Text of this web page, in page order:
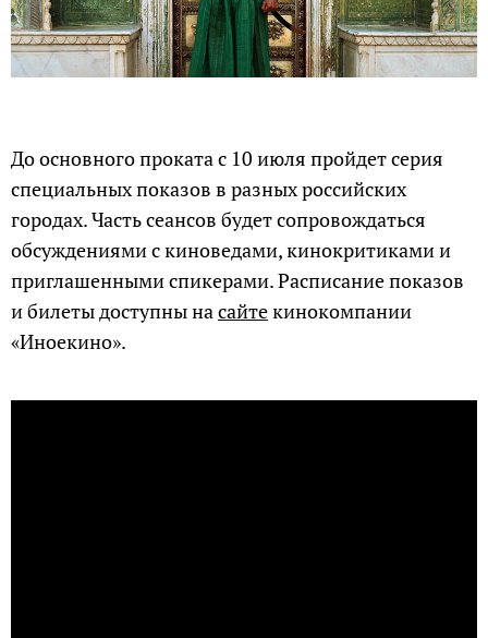
До основного проката с 10 июля пройдет серия
специальных показов в разных российских
городах. Часть сеансов будет сопровождаться
обсуждениями с киноведами, кинокритиками и
приглашенными спикерами. Расписание показов
и билеты доступны насайтекинокомпании
«Иноекино».